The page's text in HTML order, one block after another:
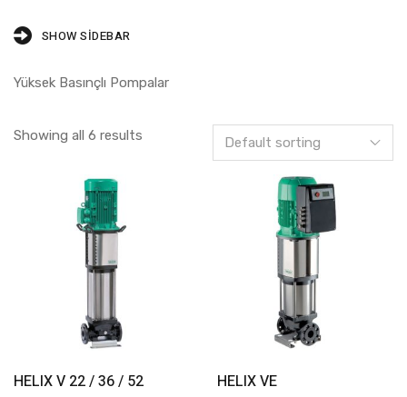
SHOW SIDEBAR
Yüksek Basınçlı Pompalar
Showing all 6 results
Read More
HELIX V 22 / 36 / 52 Read More
HELIX VE